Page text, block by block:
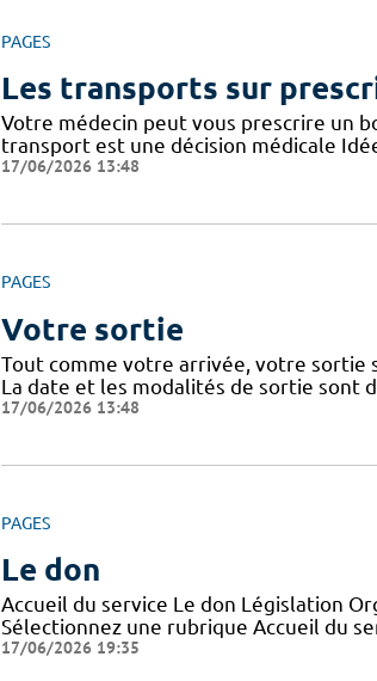
PAGES
Les transports sur
Votre médecin peut vous prescrire un
transport est une décision médicale
17/06/2026 13:48
PAGES
Votre sortie
Tout comme votre arrivée, votre sortie
La date et les modalités de sortie sont
17/06/2026 13:48
PAGES
Le don
Accueil du service Le don Législation
Sélectionnez une rubrique Accueil du
17/06/2026 19:35